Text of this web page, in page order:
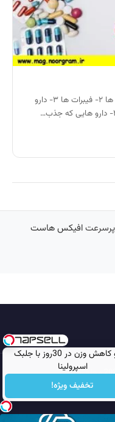
7کیلو کاهش وزن در 30روز با جلبک
اسپرولینا
تخفیف ویژه!
دارو های پایین آورنده کلسترول ۱- استاتین ها ۲- فیبرات ها ۳- دارو
افیکس هاست
مجله نورگرام